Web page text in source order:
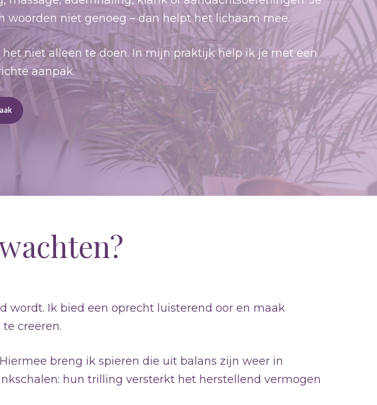
woorden niet genoeg – dan helpt het lichaam mee.
niet alleen te doen. In mijn praktijk help ik je met een
aanpak.
wordt. Ik bied een oprecht luisterend oor en maak
creëren.
breng ik spieren die uit balans zijn weer in
hun trilling versterkt het herstellend vermogen